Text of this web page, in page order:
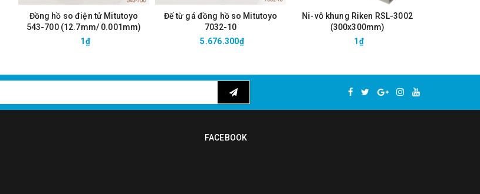
Đồng hồ so điện tử Mitutoyo
543-700 (12.7mm/ 0.001mm)
1₫
Đế từ gá đồng hồ so Mitutoyo
7032-10
5.676.300₫
Ni-vô khung Riken RSL-3002
(300x300mm)
1₫
FACEBOOK